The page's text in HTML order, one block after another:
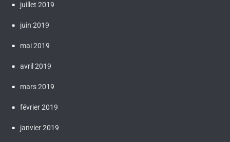
juillet 2019
juin 2019
mai 2019
avril 2019
mars 2019
février 2019
janvier 2019